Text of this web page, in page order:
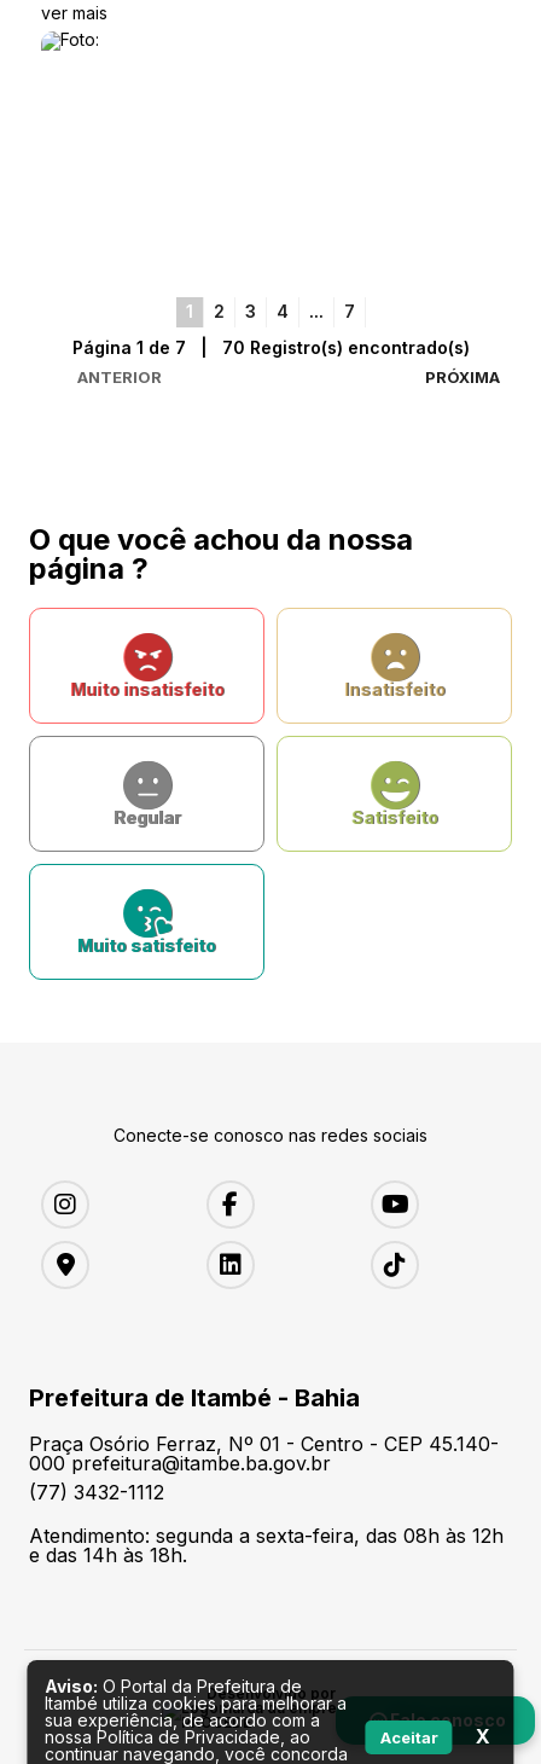
Fale conosco
ver mais
1 2 3 4 ... 7
ANTERIOR
Página 1 de 7 | 70 Registro(s) encontrado(s)
PRÓXIMA
O que você achou da nossa
página ?
Muito insatisfeito Insatisfeito
Regular Satisfeito
Muito satisfeito
Conecte-se conosco nas redes sociais
Prefeitura de Itambé - Bahia
Praça Osório Ferraz, Nº 01 - Centro - CEP 45.140-
000 prefeitura@itambe.ba.gov.br
(77) 3432-1112
Atendimento: segunda a sexta-feira, das 08h às 12h
e das 14h às 18h.
Desenvolvido por
Aviso: O Portal da Prefeitura de
Itambé utiliza cookies para melhorar a
sua experiência, de acordo com a
nossa Política de Privacidade, ao
continuar navegando, você concorda
Aceitar X